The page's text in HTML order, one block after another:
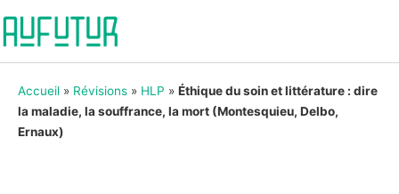
Accueil » Révisions » HLP » Éthique du soin et littérature : dire
la maladie, la souffrance, la mort (Montesquieu, Delbo,
Ernaux)